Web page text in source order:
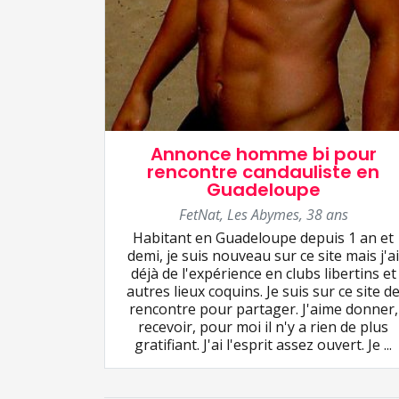
Annonce homme bi pour
rencontre candauliste en
Guadeloupe
FetNat, Les Abymes, 38 ans
Habitant en Guadeloupe depuis 1 an et
demi, je suis nouveau sur ce site mais j'ai
déjà de l'expérience en clubs libertins et
autres lieux coquins. Je suis sur ce site
rencontre pour partager. J'aime donner,
recevoir, pour moi il n'y a rien de plus
gratifiant. J'ai l'esprit assez ouvert. Je ...